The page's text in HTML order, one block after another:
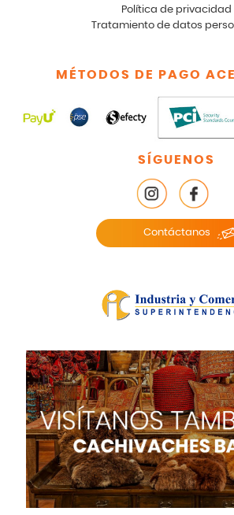
Política de privacidad
Tratamiento de datos
MÉTODOS DE PAGO
SÍGUENOS
Contáctanos